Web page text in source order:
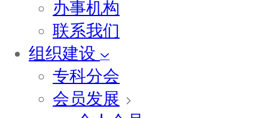
办事机构
联系我们
组织建设
专科分会
会员发展